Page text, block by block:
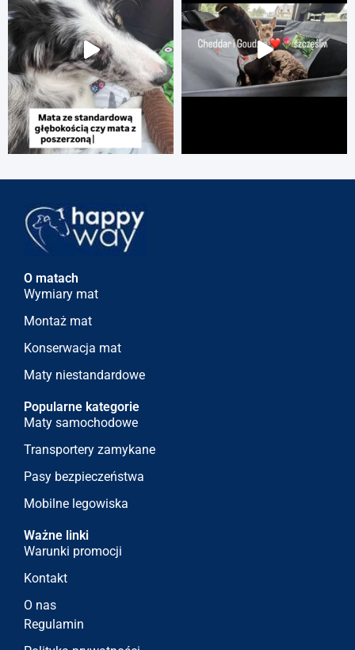
O matach
Wymiary mat
Montaż mat
Konserwacja mat
Maty niestandardowe
Popularne kategorie
Maty samochodowe
Transportery zamykane
Pasy bezpieczeństwa
Mobilne legowiska
Ważne linki
Warunki promocji
Kontakt
O nas
Regulamin